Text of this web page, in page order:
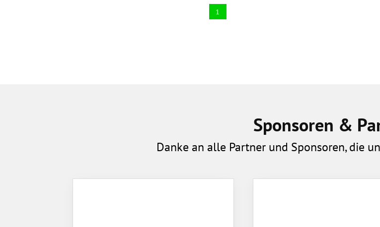
1
Sponsoren &
Danke an alle Partner und Sponsoren, die